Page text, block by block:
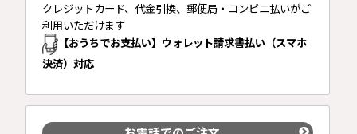
クレジットカード、代金引換、郵便局・コンビニ払いがご
利用いただけます
【おうちでお支払い】ウォレット請求書払い（スマホ
決済）対応